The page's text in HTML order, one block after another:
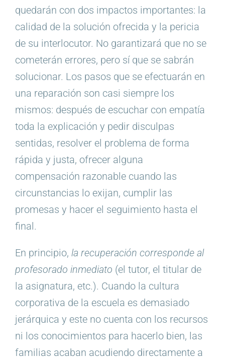
quedarán con dos impactos importantes: la
calidad de la solución ofrecida y la pericia
de su interlocutor. No garantizará que no se
cometerán errores, pero sí que se sabrán
solucionar. Los pasos que se efectuarán en
una reparación son casi siempre los
mismos: después de escuchar con empatía
toda la explicación y pedir disculpas
sentidas, resolver el problema de forma
rápida y justa, ofrecer alguna
compensación razonable cuando las
circunstancias lo exijan, cumplir las
promesas y hacer el seguimiento hasta el
final.
En principio, la recuperación corresponde al
profesorado inmediato (el tutor, el titular de
la asignatura, etc.). Cuando la cultura
corporativa de la escuela es demasiado
jerárquica y este no cuenta con los recursos
ni los conocimientos para hacerlo bien, las
familias acaban acudiendo directamente a